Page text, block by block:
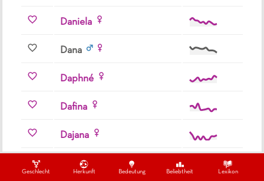
Geschlecht Herkunft Bedeutung Beliebtheit Lexikon
Daniela
Dana
Daphné
Dafina
Dajana
Danaé